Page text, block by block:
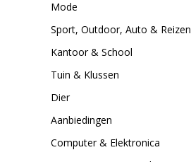
Mode
Sport, Outdoor, Auto & Reizen
Kantoor & School
Tuin & Klussen
Dier
Aanbiedingen
Computer & Elektronica